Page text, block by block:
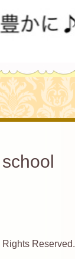
Rights Reserved.